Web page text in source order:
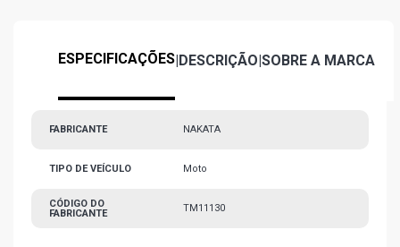
ESPECIFICAÇÕES|DESCRIÇÃO|SOBRE A MARCA
FABRICANTE NAKATA
TIPO DE VEÍCULO Moto
CÓDIGO DO
FABRICANTE
TM11130